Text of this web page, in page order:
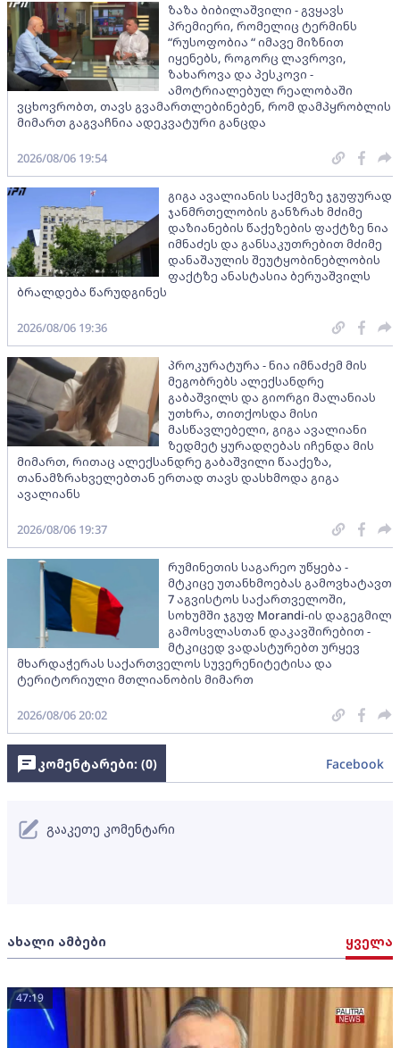
ზაზა ბიბილაშვილი - გვყავს
პრემიერი, რომელიც ტერმინს
“რუსოფობია “ იმავე მიზნით
იყენებს, როგორც ლავროვი,
ზახაროვა და პესკოვი -
ამოტრიალებულ რეალობაში
ვცხოვრობთ, თავს გვამართლებინებენ, რომ დამპყრობლის
მიმართ გაგვაჩნია ადეკვატური განცდა
2026/08/06 19:54
გიგა ავალიანის საქმეზე ჯგუფურად
ჯანმრთელობის განზრახ მძიმე
დაზიანების წაქეზების ფაქტზე ნია
იმნაძეს და განსაკუთრებით მძიმე
დანაშაულის შეუტყობინებლობის
ფაქტზე ანასტასია ბერუაშვილს
ბრალდება წარუდგინეს
2026/08/06 19:36
პროკურატურა - ნია იმნაძემ მის
მეგობრებს ალექსანდრე
გაბაშვილს და გიორგი მალანიას
უთხრა, თითქოსდა მისი
მასწავლებელი, გიგა ავალიანი
ზედმეტ ყურადღებას იჩენდა მის
მიმართ, რითაც ალექსანდრე გაბაშვილი წააქეზა,
თანამზრახველებთან ერთად თავს დასხმოდა გიგა
ავალიანს
2026/08/06 19:37
რუმინეთის საგარეო უწყება -
მტკიცე უთანხმოებას გამოვხატავთ
7 აგვისტოს საქართველოში,
სოხუმში ჯგუფ Morandi-ის დაგეგმილ
გამოსვლასთან დაკავშირებით -
მტკიცედ ვადასტურებთ ურყევ
მხარდაჭერას საქართველოს სუვერენიტეტისა და
ტერიტორიული მთლიანობის მიმართ
2026/08/06 20:02
ახალი ამბები ყველა
47:19
კომენტარები: (0) Facebook
გააკეთე კომენტარი